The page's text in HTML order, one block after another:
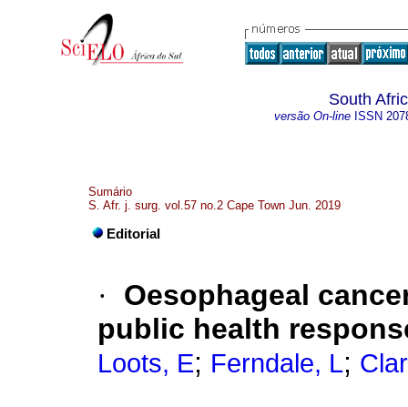
South
versão On-line ISSN
Sumário
S. Afr. j. surg. vol.57 no.2 Cape Town Jun. 2019
Editorial
·
Oesophageal
public health
Loots, E; Ferndale, L;